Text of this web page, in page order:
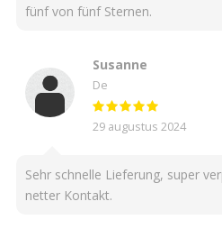
fünf von fünf Sternen.
Susanne
De
29 augustus 2024
Sehr schnelle Lieferung, super
netter Kontakt.